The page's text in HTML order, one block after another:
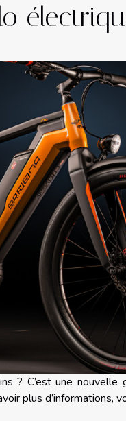
? C’est une
plus d’informations,